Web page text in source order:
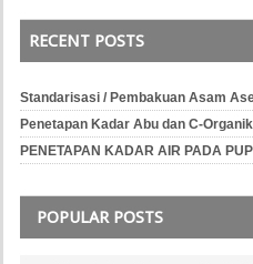
RECENT POSTS
Standarisasi / Pembakuan Asam
Penetapan Kadar Abu dan C-
PENETAPAN KADAR AIR PADA
POPULAR POSTS